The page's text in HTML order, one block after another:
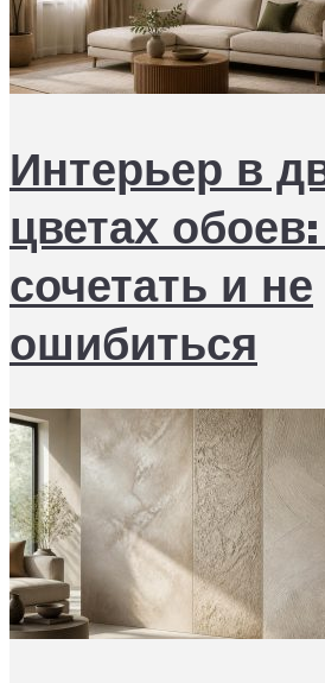
Интерьер в
цветах
сочетать и не
ошибиться